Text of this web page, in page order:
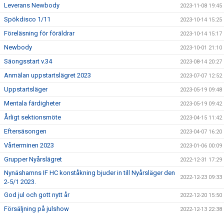
Leverans Newbody 2023-11-08 19:45
Spökdisco 1/11 2023-10-14 15:25
Föreläsning för föräldrar 2023-10-14 15:17
Newbody 2023-10-01 21:10
Säongsstart v.34 2023-08-14 20:27
Anmälan uppstartslägret 2023 2023-07-07 12:52
Uppstartsläger 2023-05-19 09:48
Mentala färdigheter 2023-05-19 09:42
Årligt sektionsmöte 2023-04-15 11:42
Eftersäsongen 2023-04-07 16:20
Vårterminen 2023 2023-01-06 00:09
Grupper Nyårslägret 2022-12-31 17:29
Nynäshamns IF HC konståkning bjuder in till Nyårsläger den
2-5/1 2023.
2022-12-23 09:33
God jul och gott nytt år 2022-12-20 15:50
Försäljning på julshow 2022-12-13 22:38